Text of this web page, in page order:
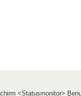
<Statusmonitor>